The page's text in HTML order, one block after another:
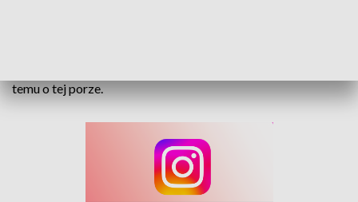
temu o tej porze.